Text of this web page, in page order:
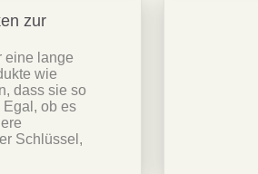
zur
eine lange
wie
dass sie so
Egal, ob es
Schlüssel,